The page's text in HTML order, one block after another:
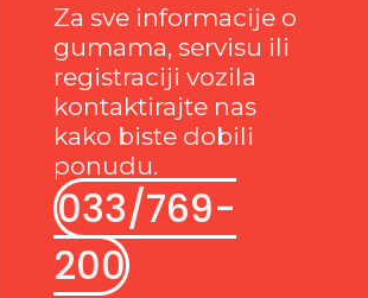
Za sve informacije o
gumama, servisu ili
registraciji vozila
kontaktirajte nas
kako biste dobili
ponudu.
033/769-
200